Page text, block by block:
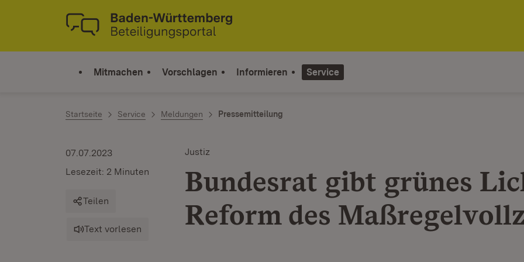
Zum Inhalt springen
Link zur Startseite
Mitmachen Vorschlagen Informieren Service
Startseite Service Meldungen Pressemitteilung
Justiz
Bundesrat gibt grünes
Reform des
07.07.2023
Lesezeit: 2 Minuten
Teilen
Text vorlesen